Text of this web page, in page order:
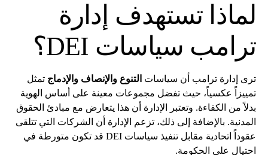
لماذا تستهدف إدارة
ترامب سياسات DEI؟
ترى إدارة ترامب أن سياسات التنوع والإنصاف والإدماج تمثل
تمييزاً عكسياً، حيث تفضل مجموعات معينة على أساس الهوية
بدلاً من الكفاءة. وتعتبر الإدارة أن هذا يتعارض مع مبادئ الحقوق
المدنية. بالإضافة إلى ذلك، تزعم الإدارة أن الشركات التي تتلقى
عقوداً اتحادية مقابل تنفيذ سياسات DEI قد تكون متورطة في
احتيال على الحكومة.